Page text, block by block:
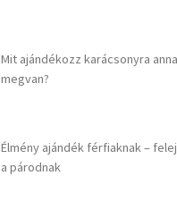
Mit ajándékozz karácsonyra
megvan?
Élmény ajándék férfiaknak –
a párodnak